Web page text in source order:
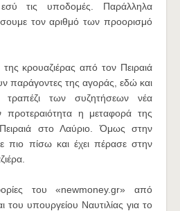
εσύ τις υποδομές. Παράλληλα
τον αριθμό των προορισμό
κρουαζιέρας από τον Πειραιά
παράγοντες της αγοράς, εδώ και
τραπέζι των συζητήσεων νέα
προτεραιότητα η μεταφορά της
στο Λαύριο. Όμως στην
πιο πίσω και έχει πέρασε στην
του «newmoney.gr» από
του υπουργείου Ναυτιλίας για το